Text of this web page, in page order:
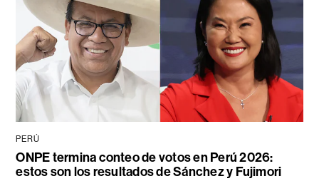
PERÚ
ONPE termina conteo de votos en Perú 2026:
estos son los resultados de Sánchez y Fujimori